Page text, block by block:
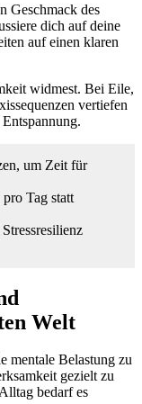
Geschmack des
dich auf deine
auf einen klaren
widmest. Bei Eile,
vertiefen
um Zeit für
Tag statt
Welt
mentale Belastung zu
gezielt zu
bedarf es